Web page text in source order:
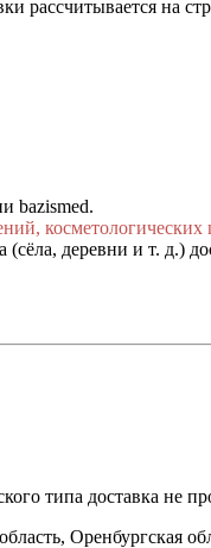
на
bazismed.
косметологических
деревни и т. д.)
типа доставка не
Оренбургская